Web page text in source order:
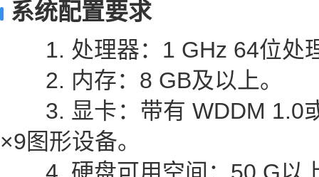
系统配置要求
1. 处理器：1 GHz 64位处
2. 内存：8 GB及以上。
3. 显卡：带有 WDDM 1.0
×9图形设备。